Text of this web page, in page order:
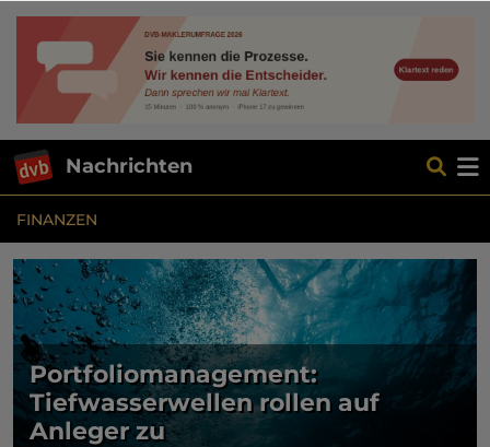
Nachrichten
FINANZEN
Portfoliomanagement:
Tiefwasserwellen rollen auf
Anleger zu